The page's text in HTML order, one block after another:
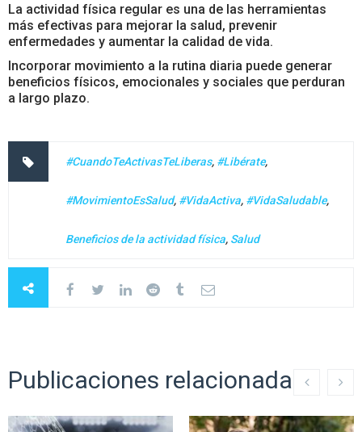
La actividad física regular es una de las herramientas
más efectivas para mejorar la salud, prevenir
enfermedades y aumentar la calidad de vida.
Incorporar movimiento a la rutina diaria puede generar
beneficios físicos, emocionales y sociales que perduran
a largo plazo.
#CuandoTeActivasTeLiberas, #Libérate,
#MovimientoEsSalud, #VidaActiva, #VidaSaludable,
Beneficios de la actividad física, Salud
Publicaciones relacionadas